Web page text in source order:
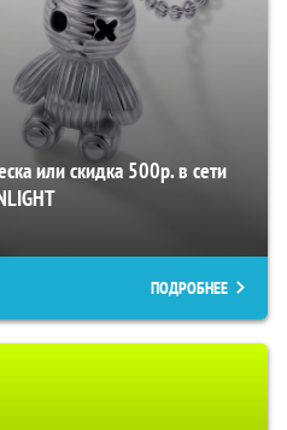
или скидка 500р. в сети
ПОДРОБНЕЕ